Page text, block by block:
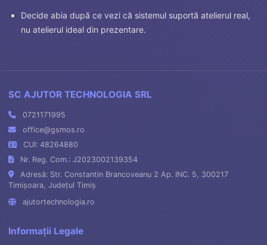
Decide abia după ce vezi că sistemul suportă atelierul real,
nu atelierul ideal din prezentare.
SC AJUTOR TECHNOLOGIA SRL
0721171995
office@gsmos.ro
CUI: 48264880
Nr. Reg. Com.: J2023002139354
Adresă: Str. Constantin Brancoveanu 2 Ap. INC. 5, 300217
Timișoara, Județul Timiș
ajutortechnologia.ro
Informații Legale